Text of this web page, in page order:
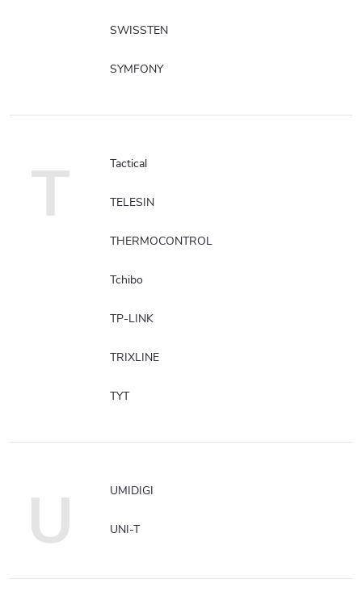
SWISSTEN
SYMFONY
T Tactical
TELESIN
THERMOCONTROL
Tchibo
TP-LINK
TRIXLINE
TYT
U UMIDIGI
UNI-T